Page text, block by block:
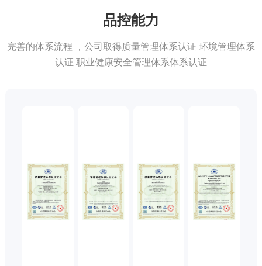
品控能力
完善的体系流程 ，公司取得质量管理体系认证 环境管理体系
认证 职业健康安全管理体系体系认证